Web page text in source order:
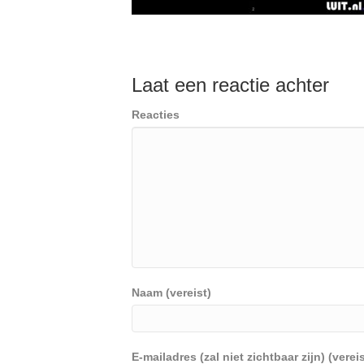
Laat een reactie achter
Reacties
Naam (vereist)
E-mailadres (zal niet zichtbaar zijn)